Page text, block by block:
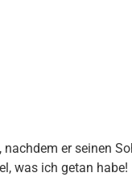
er seinen
was ich getan habe!